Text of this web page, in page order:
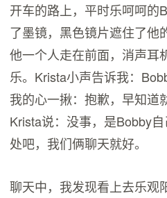
开车的路上，平时乐呵呵的
了墨镜，黑色镜片遮住了他
他一个人走在前面，消声耳
乐。Krista小声告诉我：
我的心一揪：抱歉，早知道
Krista说：没事，是Bobby
处吧，我们俩聊天就好。
聊天中，我发现看上去乐观